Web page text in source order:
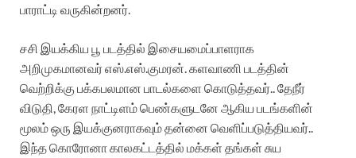
பாராட்டி வருகின்றனர்.
சசி இயக்கிய பூ படத்தில் இசையமைப்பாளராக
அறிமுகமானவர் எஸ்.எஸ்.குமரன். களவாணி படத்தின்
வெற்றிக்கு பக்கபலமான பாடல்களை கொடுத்தவர்.. தேநீர்
விடுதி, கேரள நாட்டிளம் பெண்களுடனே ஆகிய படங்களின்
மூலம் ஒரு இயக்குனராகவும் தன்னை வெளிப்படுத்தியவர்..
இந்த கொரோனா காலகட்டத்தில் மக்கள் தங்கள் சுய